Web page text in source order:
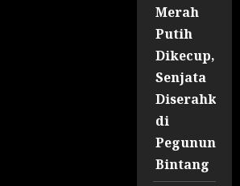
Merah
Putih
Dikecup,
Senjata
Diserahkan
di
Bintang